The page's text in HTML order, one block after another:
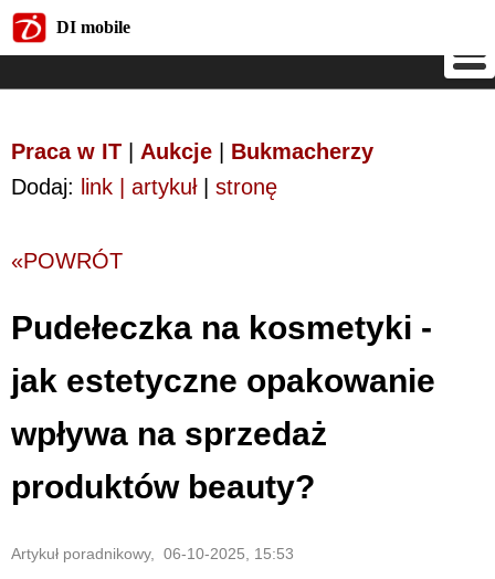
DI mobile
Praca w IT Aukcje
Bukmacherzy
Dodaj: link | artykuł| stronę
«POWRÓT
Pudełeczka na kosmetyki -
jak estetyczne opakowanie
wpływa na sprzedaż
produktów beauty?
Artykuł poradnikowy, 06-10-2025, 15:53
DI mobile